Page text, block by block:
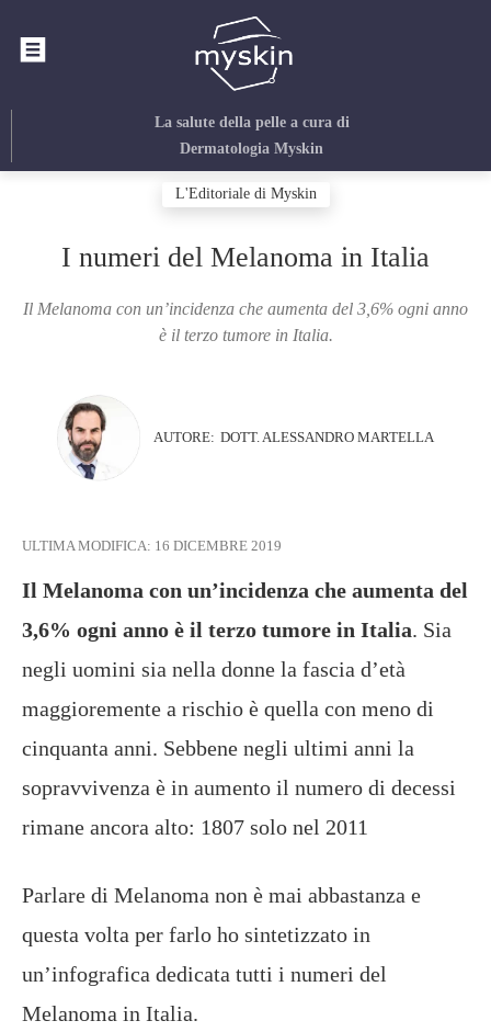
La salute della pelle a cura di
Dermatologia Myskin
L'Editoriale di Myskin
I numeri del Melanoma in Italia
Il Melanoma con un’incidenza che aumenta del 3,6% ogni anno
è il terzo tumore in Italia.
AUTORE: DOTT. ALESSANDRO MARTELLA
ULTIMA MODIFICA: 16 DICEMBRE 2019
Il Melanoma con un’incidenza che aumenta del
3,6% ogni anno è il terzo tumore in Italia. Sia
negli uomini sia nella donne la fascia d’età
maggioremente a rischio è quella con meno di
cinquanta anni. Sebbene negli ultimi anni la
sopravvivenza è in aumento il numero di decessi
rimane ancora alto: 1807 solo nel 2011
Parlare di Melanoma non è mai abbastanza e
questa volta per farlo ho sintetizzato in
un’infografica dedicata tutti i numeri del
Melanoma in Italia.